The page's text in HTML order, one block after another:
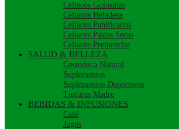
Celíacos Golosinas
Celíacos Heladera
Celíacos Panificados
Celíacos Pastas Secas
Celíacos Premezclas
SALUD & BELLEZA
Cosmética Natural
Suplementos
Suplementos Deportivos
Tinturas Madre
BEBIDAS & INFUSIONES
Café
Jugos